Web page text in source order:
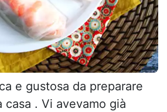
e gustosa da preparare
casa . Vi avevamo già